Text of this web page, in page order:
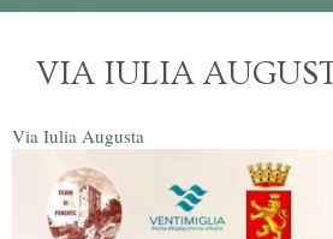
Menu principale
VIA IULIA
Via Iulia Augusta